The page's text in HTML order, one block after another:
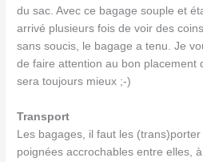
du sac. Avec ce bagage souple et
arrivé plusieurs fois de voir des
sans soucis, le bagage a tenu. Je
de faire attention au bon placement
sera toujours mieux ;-)
Transport
Les bagages, il faut les
poignées accrochables entre elles,